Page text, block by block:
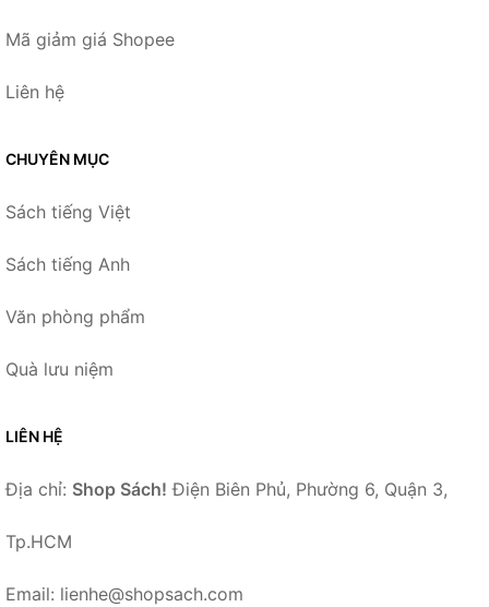
Mã giảm giá Shopee
Liên hệ
CHUYÊN MỤC
Sách tiếng Việt
Sách tiếng Anh
Văn phòng phẩm
Quà lưu niệm
LIÊN HỆ
Địa chỉ: Shop Sách! Điện Biên Phủ, Phường 6, Quận 3,
Tp.HCM
Email: lienhe@shopsach.com